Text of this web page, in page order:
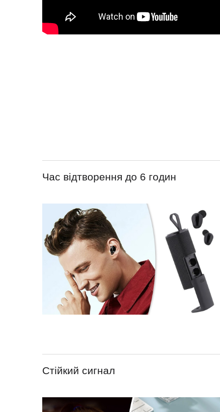
Час відтворення до 6 годин
Стійкий сигнал